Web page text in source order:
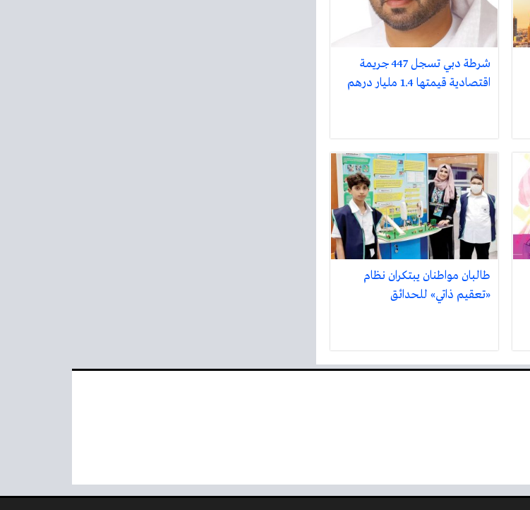
شرطة دبي تسجل 447 جريمة
اقتصادية قيمتها 1.4 مليار درهم
طالبان مواطنان يبتكران نظام
«تعقيم ذاتي» للحدائق